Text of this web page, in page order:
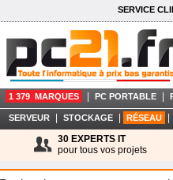
SERVICE
1 379 MARQUES PC PORTABLE
SERVEUR STOCKAGE RÉSEAU
30 EXPERTS IT
pour tous vos projets